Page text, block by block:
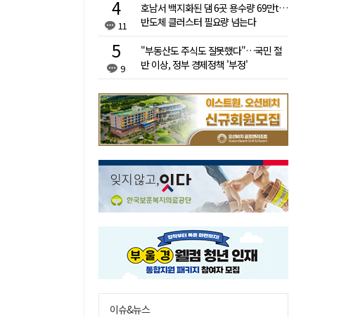
11
호남서 백지화된 댐 6곳 용수량 69만t…
반도체 클러스터 필요량 넘는다
9
"부동산도 주식도 잘못했다"…국민 절
반 이상, 정부 경제정책 '부정'
이슈&뉴스